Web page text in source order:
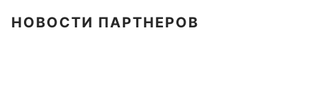
НОВОСТИ ПАРТНЕРОВ